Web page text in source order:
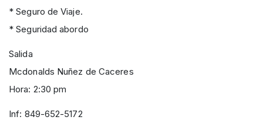
* Seguro de Viaje.
* Seguridad abordo
Salida
Mcdonalds Nuñez de Caceres
Hora: 2:30 pm
Inf: 849-652-5172